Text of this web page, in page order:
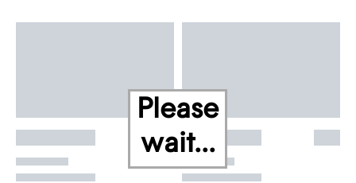
Please
wait...